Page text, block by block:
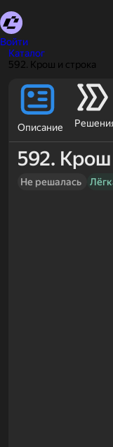
Войти
Каталог
592. Крош и строка
Описание
592. Крош
Не решалась